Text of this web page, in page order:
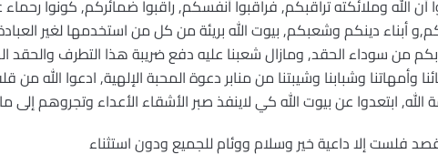
أن الله وملائكته تراقبكم, فراقبوا أنفسكم, راقبوا ضمائركم, كونوا
أبناء دينكم وشعبكم, بيوت الله بريئة من كل من استخدمها لغير
من سوداء الحقد, ومازال شعبنا عليه دفع ضريبة هذا التطرف والحقد
وأمهاتنا وشبابنا وشيبتنا من منابر دعوة المحبة الإلهية, ادعوا
ابتعدوا عن بيوت الله كي لاينفذ صبر الأشقاء الأعداء وتجروهم إلى
فلست إلا داعية خير وسلام ووئام للجميع ودون استثناء